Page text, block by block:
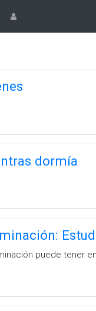
dormía
puede tener